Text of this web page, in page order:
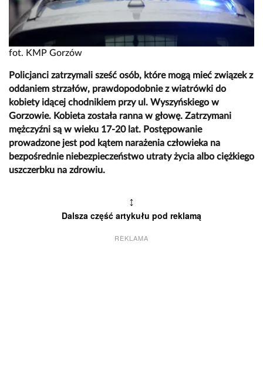
fot. KMP Gorzów
Policjanci zatrzymali sześć osób, które mogą mieć związek z
oddaniem strzałów, prawdopodobnie z wiatrówki do
kobiety idącej chodnikiem przy ul. Wyszyńskiego w
Gorzowie. Kobieta została ranna w głowę. Zatrzymani
mężczyźni są w wieku 17-20 lat. Postępowanie
prowadzone jest pod kątem narażenia człowieka na
bezpośrednie niebezpieczeństwo utraty życia albo ciężkiego
uszczerbku na zdrowiu.
↕
Dalsza część artykułu pod reklamą
REKLAMA